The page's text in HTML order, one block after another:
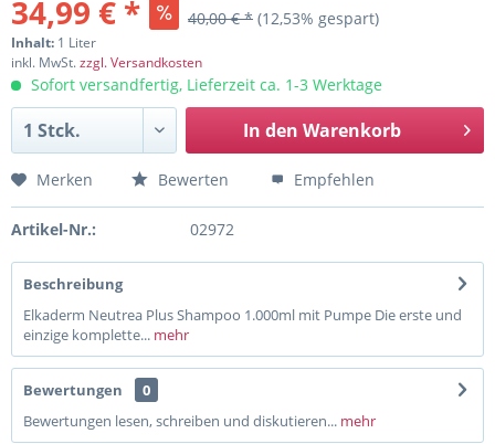
34,99 € * 40,00 € * (12,53% gespart)
Inhalt: 1 Liter
inkl. MwSt.zzgl. Versandkosten
Sofort versandfertig, Lieferzeit ca. 1-3 Werktage
In den Warenkorb
Merken Bewerten Empfehlen
Artikel-Nr.: 02972
Beschreibung
Elkaderm Neutrea Plus Shampoo 1.000ml mit Pumpe Die erste und
einzige komplette... mehr
Bewertungen
0
Bewertungen lesen, schreiben und diskutieren... mehr